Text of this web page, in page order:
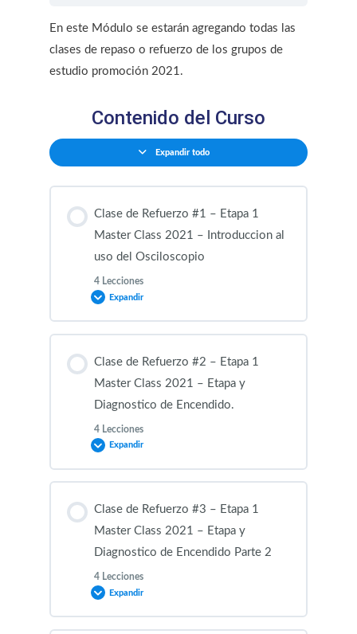
En este Módulo se estarán agregando todas las
clases de repaso o refuerzo de los grupos de
estudio promoción 2021.
Contenido del Curso
Expandir todo
Clase de Refuerzo #1 – Etapa 1
Master Class 2021 – Introduccion al
uso del Osciloscopio
4 Lecciones
Expandir
0% COMPLETADO 0/4 pasos
Clase de Repaso #1 – Material Master Class
2021 – Grupo #1
Clase de Repaso #1 – Material Master Class
2021 – Grupo #3
Clase de Refuerzo #2 – Etapa 1
Master Class 2021 – Etapa y
Diagnostico de Encendido.
4 Lecciones
Expandir
0% COMPLETADO 0/4 pasos
Clase de Repaso #2 – Material Master Class
2021 – Grupo #1
Clase de Refuerzo #3 – Etapa 1
Master Class 2021 – Etapa y
Diagnostico de Encendido Parte 2
4 Lecciones
Expandir